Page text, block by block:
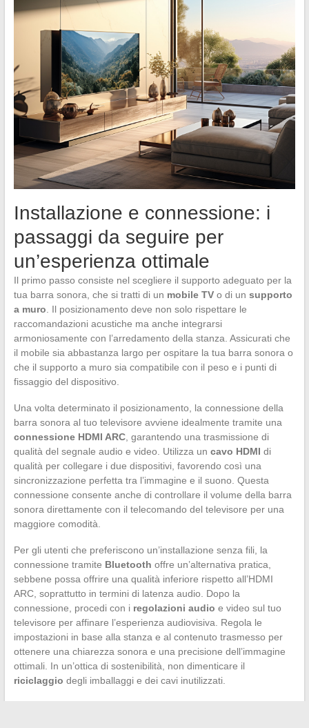
Installazione e connessione: i
passaggi da seguire per
un’esperienza ottimale
Il primo passo consiste nel scegliere il supporto adeguato per la
tua barra sonora, che si tratti di un mobile TVo di un supporto
a muro. Il posizionamento deve non solo rispettare le
raccomandazioni acustiche ma anche integrarsi
armoniosamente con l’arredamento della stanza. Assicurati che
il mobile sia abbastanza largo per ospitare la tua barra sonora o
che il supporto a muro sia compatibile con il peso e i punti di
fissaggio del dispositivo.
Una volta determinato il posizionamento, la connessione della
barra sonora al tuo televisore avviene idealmente tramite una
connessione HDMI ARC, garantendo una trasmissione di
qualità del segnale audio e video. Utilizza un cavo HDMI di
qualità per collegare i due dispositivi, favorendo così una
sincronizzazione perfetta tra l’immagine e il suono. Questa
connessione consente anche di controllare il volume della barra
sonora direttamente con il telecomando del televisore per una
maggiore comodità.
Per gli utenti che preferiscono un’installazione senza fili, la
connessione tramite Bluetooth offre un’alternativa pratica,
sebbene possa offrire una qualità inferiore rispetto all’HDMI
ARC, soprattutto in termini di latenza audio. Dopo la
connessione, procedi con i regolazioni audio e video sul tuo
televisore per affinare l’esperienza audiovisiva. Regola le
impostazioni in base alla stanza e al contenuto trasmesso per
ottenere una chiarezza sonora e una precisione dell’immagine
ottimali. In un’ottica di sostenibilità, non dimenticare il
riciclaggio degli imballaggi e dei cavi inutilizzati.